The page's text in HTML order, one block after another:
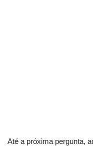
Até a próxima pergunta,